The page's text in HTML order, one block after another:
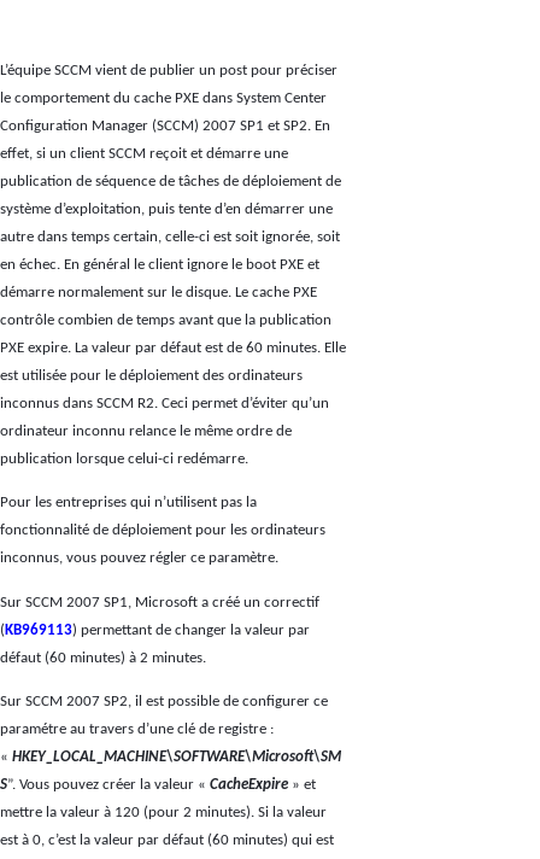
L’équipe SCCM vient de publier un post pour préciser
le comportement du cache PXE dans System Center
Configuration Manager (SCCM) 2007 SP1 et SP2. En
effet, si un client SCCM reçoit et démarre une
publication de séquence de tâches de déploiement de
système d’exploitation, puis tente d’en démarrer une
autre dans temps certain, celle-ci est soit ignorée, soit
en échec. En général le client ignore le boot PXE et
démarre normalement sur le disque. Le cache PXE
contrôle combien de temps avant que la publication
PXE expire. La valeur par défaut est de 60 minutes. Elle
est utilisée pour le déploiement des ordinateurs
inconnus dans SCCM R2. Ceci permet d’éviter qu’un
ordinateur inconnu relance le même ordre de
publication lorsque celui-ci redémarre.
Pour les entreprises qui n’utilisent pas la
fonctionnalité de déploiement pour les ordinateurs
inconnus, vous pouvez régler ce paramètre.
Sur SCCM 2007 SP1, Microsoft a créé un correctif
(KB969113) permettant de changer la valeur par
défaut (60 minutes) à 2 minutes.
Sur SCCM 2007 SP2, il est possible de configurer ce
paramétre au travers d’une clé de registre :
« HKEY_LOCAL_MACHINE\SOFTWARE\Microsoft\SM
S”. Vous pouvez créer la valeur « CacheExpire » et
mettre la valeur à 120 (pour 2 minutes). Si la valeur
est à 0, c’est la valeur par défaut (60 minutes) qui est